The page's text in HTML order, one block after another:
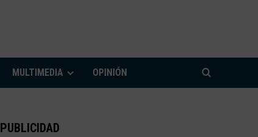
MULTIMEDIA OPINIÓN
PUBLICIDAD